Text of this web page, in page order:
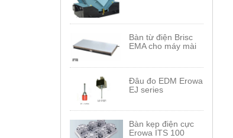
Bàn từ điện Brisc
EMA cho máy mài
Đâu đo EDM Erowa
EJ series
Bàn kẹp điện cực
Erowa ITS 100